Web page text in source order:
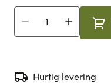
Antall
Hurtig levering